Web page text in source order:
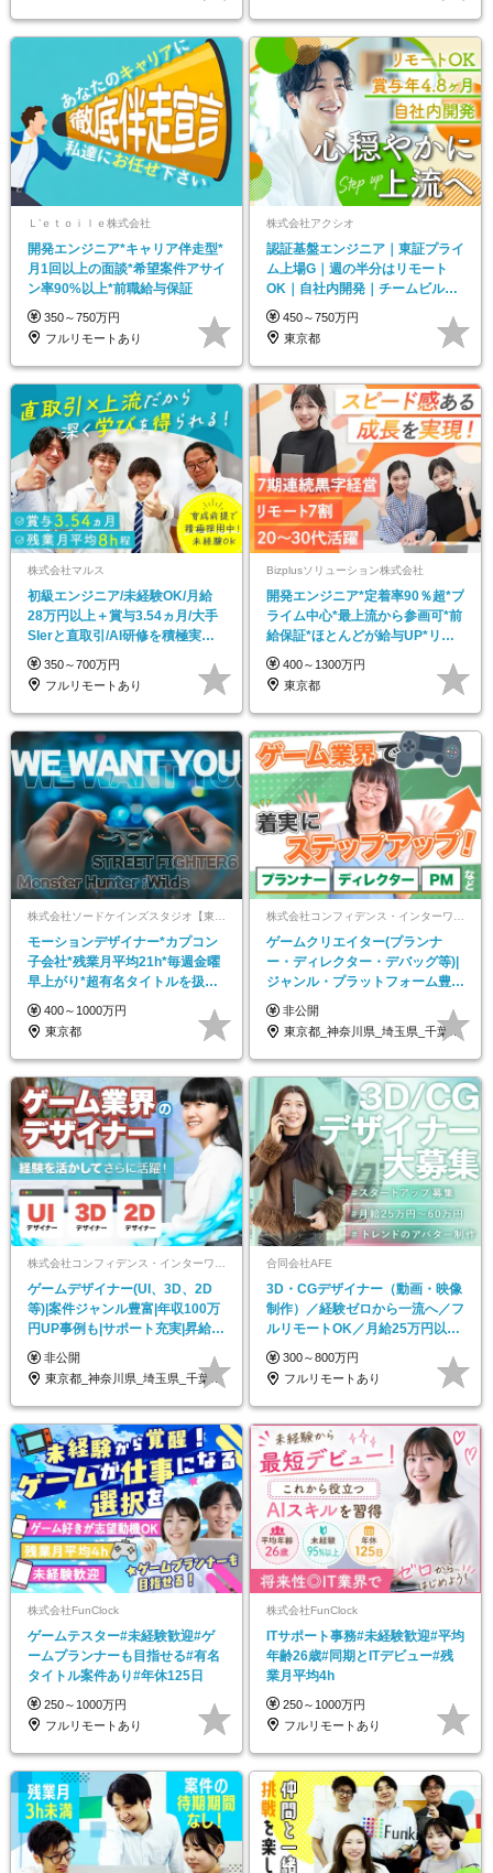
Ｌ’ｅｔｏｉｌｅ株式会社
開発エンジニア*キャリア伴走型*
月1回以上の面談*希望案件アサイ
ン率90%以上*前職給与保証
350～750万円
フルリモートあり
株式会社アクシオ
認証基盤エンジニア｜東証プライ
ム上場G｜週の半分はリモート
OK｜自社内開発｜チームビルデ
ィング
450～750万円
東京都
株式会社マルス
初級エンジニア/未経験OK/月給
28万円以上＋賞与3.54ヵ月/大手
SIerと直取引/AI研修を積極実施
中
350～700万円
フルリモートあり
Bizplusソリューション株式会社
開発エンジニア*定着率90％超*プ
ライム中心*最上流から参画可*前
給保証*ほとんどが給与UP*リモ
ート7割
400～1300万円
東京都
株式会社ソードケインズスタジオ【東証プライム上場 株式会社カプコン100％子会社】
モーションデザイナー*カプコン
子会社*残業月平均21h*毎週金曜
早上がり*超有名タイトルを扱う*
フレックス制
400～1000万円
東京都
株式会社コンフィデンス・インターワークス【東証グロース上場】
ゲームクリエイター(プランナ
ー・ディレクター・デバッグ等)|
ジャンル・プラットフォーム豊
富|月案件数300以上
非公開
東京都_神奈川県_埼玉県_千葉県_大阪府…
ゲームデザイナー(UI、3D、2D
等)|案件ジャンル豊富|年収100万
円UP事例も|サポート充実|昇給賞
与アリ
非公開
東京都_神奈川県_埼玉県_千葉県_大阪府…
合同会社AFE
3D・CGデザイナー（動画・映像
制作）／経験ゼロから一流へ／フ
ルリモートOK／月給25万円以上
／年休125日
300～800万円
フルリモートあり
株式会社FunClock
ゲームテスター#未経験歓迎#ゲ
ームプランナーも目指せる#有名
タイトル案件あり#年休125日
250～1000万円
フルリモートあり
株式会社FunClock
ITサポート事務#未経験歓迎#平均
年齢26歳#同期とITデビュー#残
業月平均4h
250～1000万円
フルリモートあり